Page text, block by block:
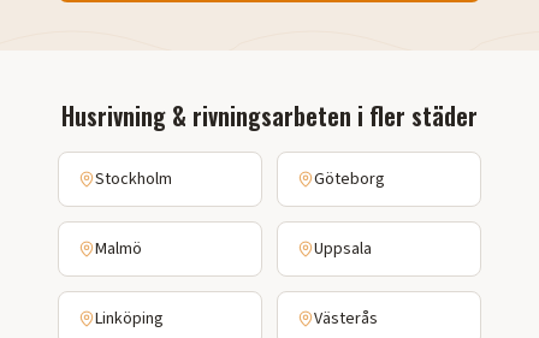
Husrivning & rivningsarbeten i fler städer
Stockholm Göteborg
Malmö Uppsala
Linköping Västerås